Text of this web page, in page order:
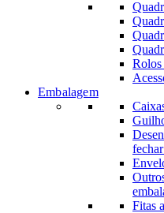
Rolos
Embalagem
Fitas